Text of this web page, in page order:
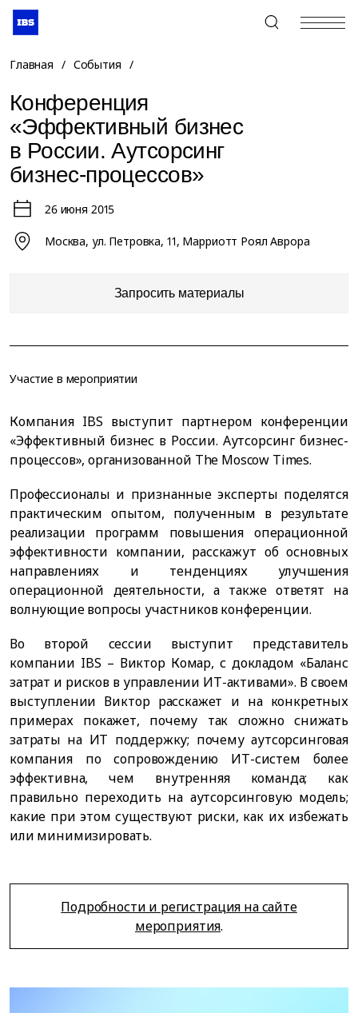
+7 (495) 967-80-80
Главная / События /
Конференция
«Эффективный бизнес
в России. Аутсорсинг
бизнес-процессов»
26 июня 2015
Москва, ул. Петровка, 11, Марриотт Роял Аврора
Запросить материалы
Участие в мероприятии
Компания IBS выступит партнером конференции
«Эффективный бизнес в России. Аутсорсинг бизнес-
процессов», организованной The Moscow Times.
Профессионалы и признанные эксперты поделятся
практическим опытом, полученным в результате
реализации программ повышения операционной
эффективности компании, расскажут об основных
направлениях и тенденциях улучшения
операционной деятельности, а также ответят на
волнующие вопросы участников конференции.
Во второй сессии выступит представитель
компании IBS – Виктор Комар, с докладом «Баланс
затрат и рисков в управлении ИТ-активами». В своем
выступлении Виктор расскажет и на конкретных
примерах покажет, почему так сложно снижать
затраты на ИТ поддержку; почему аутсорсинговая
компания по сопровождению ИТ-систем более
эффективна, чем внутренняя команда; как
правильно переходить на аутсорсинговую модель;
какие при этом существуют риски, как их избежать
или минимизировать.
Подробности и регистрация на сайте
мероприятия.